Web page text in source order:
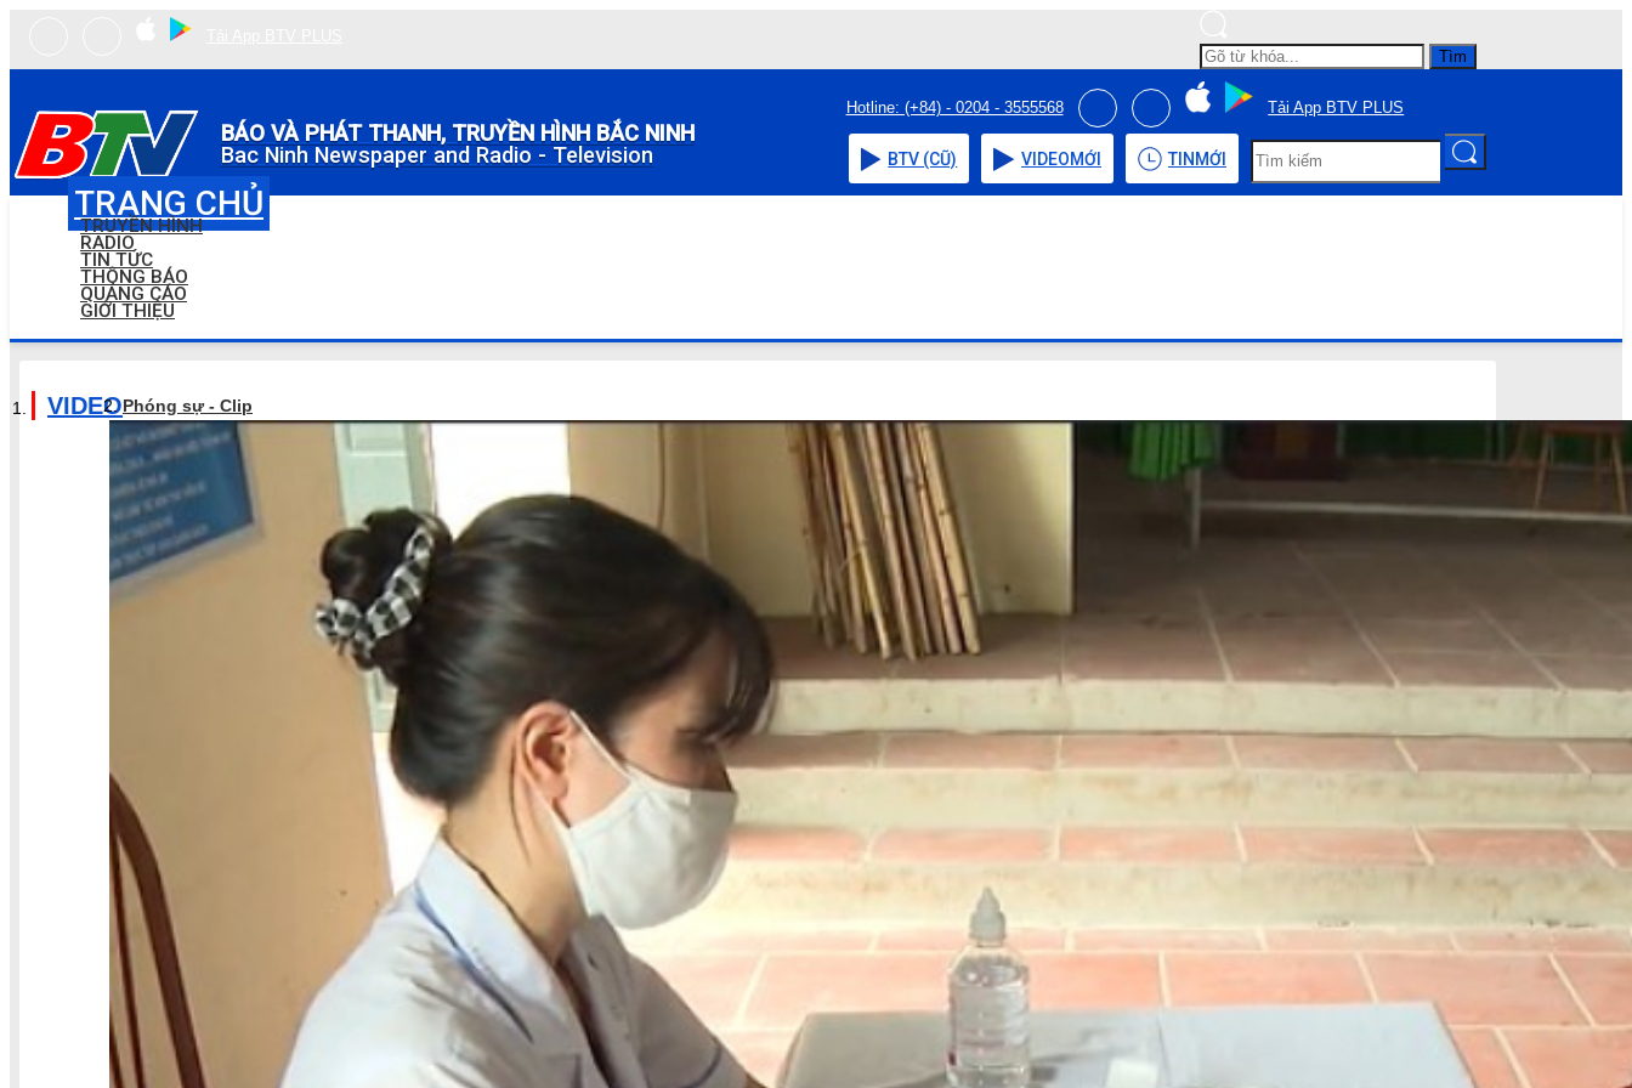
Tìm
BÁO VÀ PHÁT THANH, TRUYỀN HÌNH BẮC NINH
Bac Ninh Newspaper and Radio - Television
Hotline: (+84) - 0204 - 3555568 Tải App BTV PLUS
BTV (CŨ) VIDEOMỚI TIN MỚI
TRANG CHỦ
TRUYỀN HÌNH
RADIO
TIN TỨC
THÔNG BÁO
QUẢNG CÁO
GIỚI THIỆU
VIDEOPhóng sự - Clip